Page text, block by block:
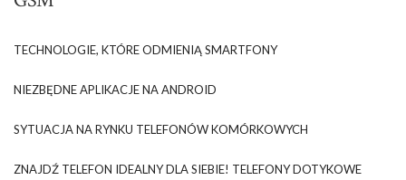
TECHNOLOGIE, KTÓRE ODMIENIĄ SMARTFONY
NIEZBĘDNE APLIKACJE NA ANDROID
SYTUACJA NA RYNKU TELEFONÓW KOMÓRKOWYCH
ZNAJDŹ TELEFON IDEALNY DLA SIEBIE! TELEFONY DOTYKOWE